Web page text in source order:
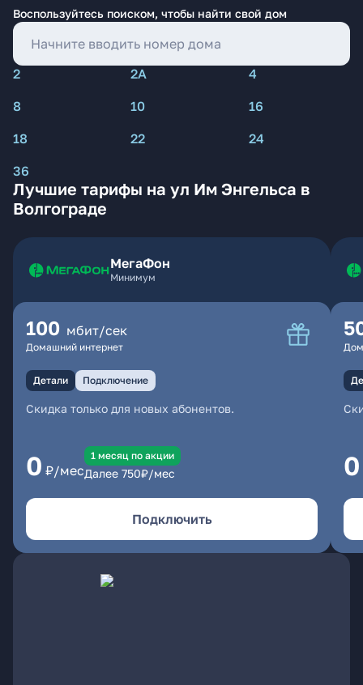
Воспользуйтесь поиском, чтобы найти свой дом
2 2А
4
8
10
16
18
22
24
36
Лучшие тарифы на ул Им Энгельса в
Волгограде
МегаФон
Минимум
100 мбит/сек
Домашний интернет
Детали Подключение
Скидка только для новых абонентов.
0 ₽/мес
1 месяц по акции
Далее 750₽/мес
Подключить
0